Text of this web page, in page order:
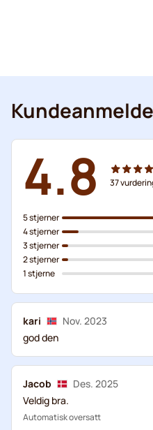
4.8 37
5 stjerner
4 stjerner
3 stjerner
2 stjerner
1 stjerne
kari
Nov. 2023
god den
Jacob
Des. 2025
Veldig bra.
Automatisk oversatt